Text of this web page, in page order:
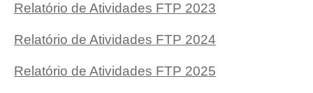
Relatório de Atividades FTP 2023
Relatório de Atividades FTP 2024
Relatório de Atividades FTP 2025